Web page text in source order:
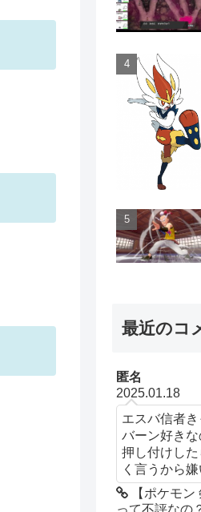
最近のコ
匿名
2025.01.18
エスバ信者
バーン好き
押し付けし
く言うから嫌
【ポケモン
って不評なの